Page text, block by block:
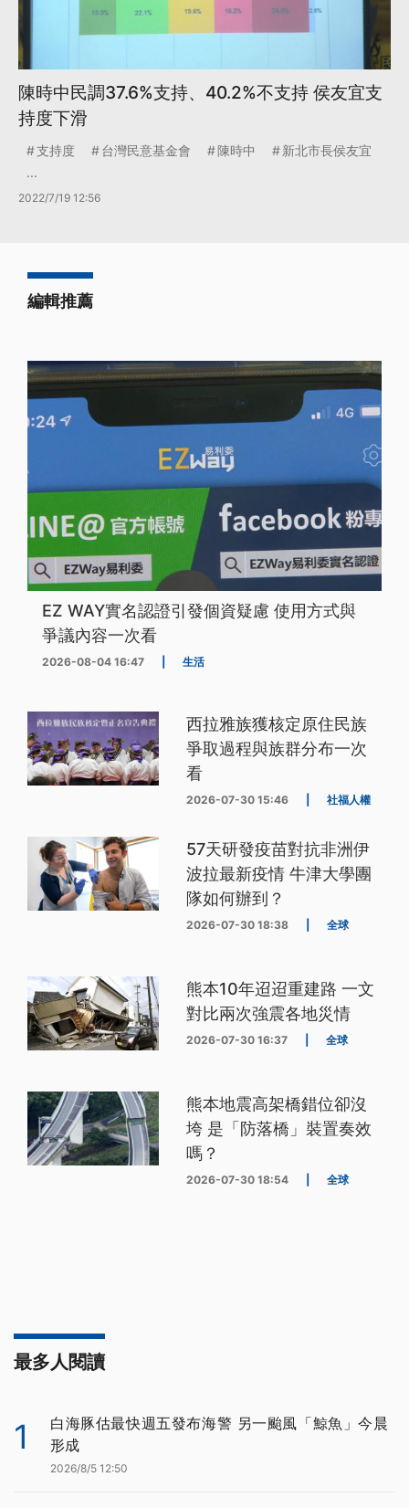
陳時中民調37.6%支持、40.2%不支持 侯友宜支
持度下滑
支持度 台灣民意基金會 陳時中
新北市長侯友宜
...
2022/7/19 12:56
編輯推薦
EZ WAY實名認證引發個資疑慮 使用方式與
爭議內容一次看
2026-08-04 16:47 生活
西拉雅族獲核定原住民族
爭取過程與族群分布一次
看
2026-07-30 15:46 社福人權
57天研發疫苗對抗非洲伊
波拉最新疫情 牛津大學團
隊如何辦到？
2026-07-30 18:38 全球
熊本10年迢迢重建路 一文
對比兩次強震各地災情
2026-07-30 16:37 全球
熊本地震高架橋錯位卻沒
垮 是「防落橋」裝置奏效
嗎？
2026-07-30 18:54 全球
最多人閱讀
1
白海豚估最快週五發布海警 另一颱風「鯨魚」今晨
形成
2026/8/5 12:50